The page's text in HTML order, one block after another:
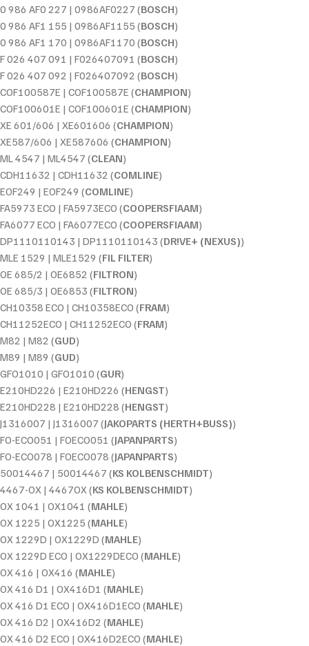
0 986 AF0 227 | 0986AF0227 (BOSCH)
0 986 AF1 155 | 0986AF1155 (BOSCH)
0 986 AF1 170 | 0986AF1170 (BOSCH)
F 026 407 091 | F026407091 (BOSCH)
F 026 407 092 | F026407092 (BOSCH)
COF100587E | COF100587E (CHAMPION)
COF100601E | COF100601E (CHAMPION)
XE 601/606 | XE601606 (CHAMPION)
XE587/606 | XE587606 (CHAMPION)
ML 4547 | ML4547 (CLEAN)
CDH11632 | CDH11632 (COMLINE)
EOF249 | EOF249 (COMLINE)
FA5973 ECO | FA5973ECO (COOPERSFIAAM)
FA6077 ECO | FA6077ECO (COOPERSFIAAM)
DP1110110143 | DP1110110143 (DR!VE+ (NEXUS))
MLE 1529 | MLE1529 (FIL FILTER)
OE 685/2 | OE6852 (FILTRON)
OE 685/3 | OE6853 (FILTRON)
CH10358 ECO | CH10358ECO (FRAM)
CH11252ECO | CH11252ECO (FRAM)
M82 | M82 (GUD)
M89 | M89 (GUD)
GFO1010 | GFO1010 (GUR)
E210HD226 | E210HD226 (HENGST)
E210HD228 | E210HD228 (HENGST)
J1316007 | J1316007 (JAKOPARTS (HERTH+BUSS))
FO-ECO051 | FOECO051 (JAPANPARTS)
FO-ECO078 | FOECO078 (JAPANPARTS)
50014467 | 50014467 (KS KOLBENSCHMIDT)
4467-OX | 4467OX (KS KOLBENSCHMIDT)
OX 1041 | OX1041 (MAHLE)
OX 1225 | OX1225 (MAHLE)
OX 1229D | OX1229D (MAHLE)
OX 1229D ECO | OX1229DECO (MAHLE)
OX 416 | OX416 (MAHLE)
OX 416 D1 | OX416D1 (MAHLE)
OX 416 D1 ECO | OX416D1ECO (MAHLE)
OX 416 D2 | OX416D2 (MAHLE)
OX 416 D2 ECO | OX416D2ECO (MAHLE)